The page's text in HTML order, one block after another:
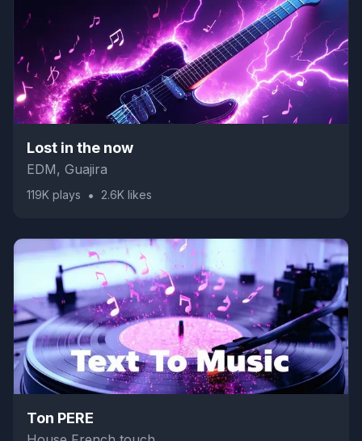
Lost in the now
EDM, Guajira
119K plays • 2.6K likes
Ton PERE